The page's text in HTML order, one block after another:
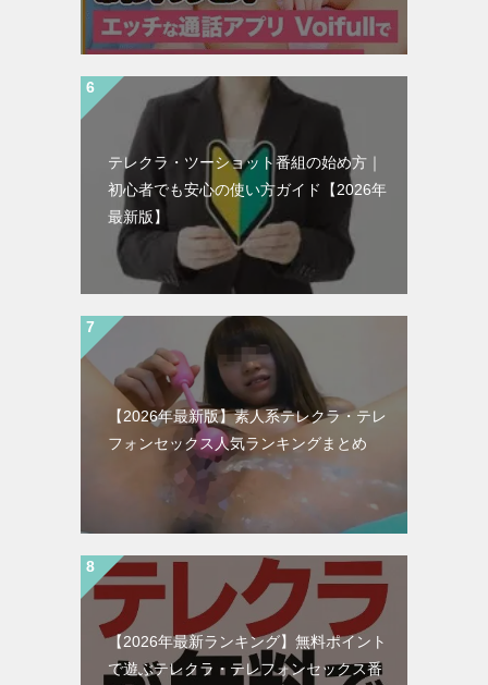
テレクラ・ツーショット番組の始め方｜
初心者でも安心の使い方ガイド【2026年
最新版】
【2026年最新版】素人系テレクラ・テレ
フォンセックス人気ランキングまとめ
【2026年最新ランキング】無料ポイント
で遊ぶテレクラ・テレフォンセックス番